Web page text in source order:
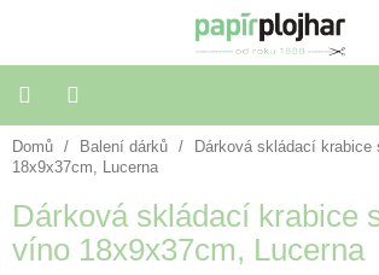
Balení
dárků
Dekorace
a
doplňky
Domů / Balení dárků /
Dárková skládací krabice
18x9x37cm, Lucerna
Dárková skládací krabice
víno 18x9x37cm, Lucerna